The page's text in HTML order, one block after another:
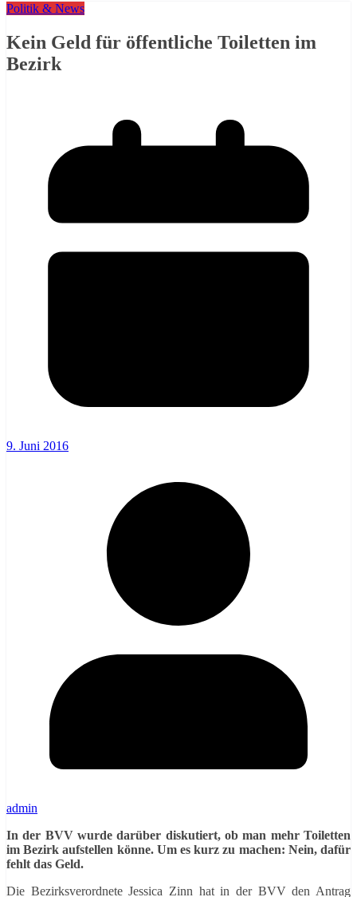
Politik & News
Kein Geld für öffentliche Toiletten im
Bezirk
9. Juni 2016
admin
In der BVV wurde darüber diskutiert, ob man mehr Toiletten
im Bezirk aufstellen könne. Um es kurz zu machen: Nein, dafür
fehlt das Geld.
Die Bezirksverordnete Jessica Zinn hat in der BVV den Antrag